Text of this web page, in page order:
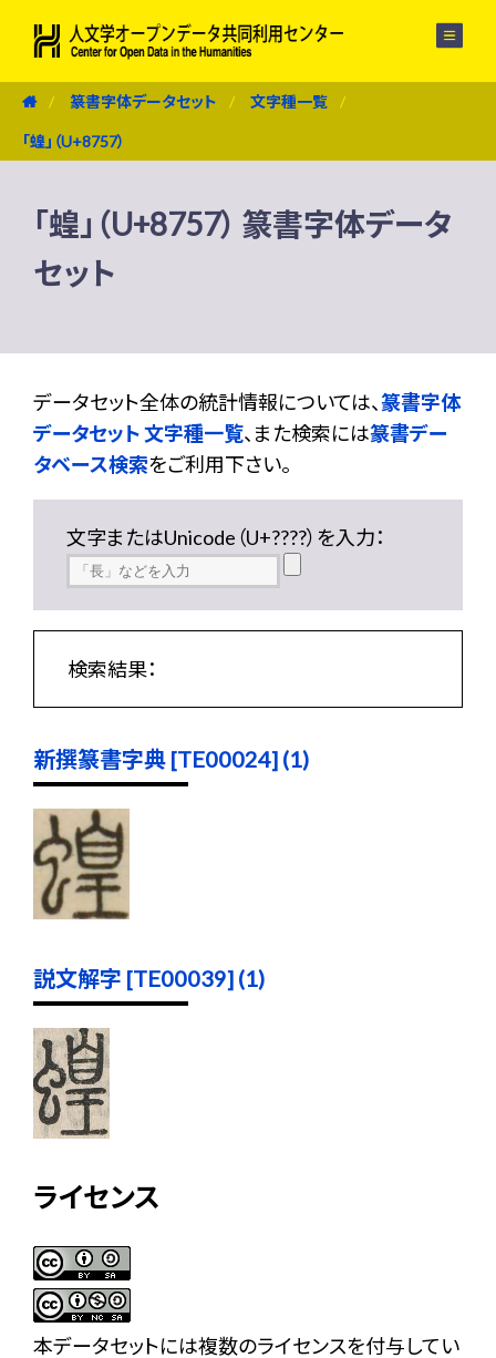
篆書字体データセット 文字種一覧
「蝗」（U+8757）
「蝗」（U+8757） 篆書字体データ
セット
データセット全体の統計情報については、篆書字体
データセット 文字種一覧、また検索には篆書デー
タベース検索をご利用下さい。
文字またはUnicode（U+????）を入力：
検索結果：
新撰篆書字典 [TE00024] (1)
説文解字 [TE00039] (1)
ライセンス
本データセットには複数のライセンスを付与してい